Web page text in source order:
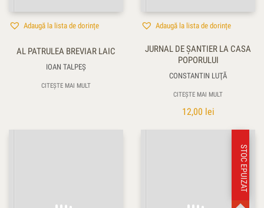
Adaugă la lista de dorințe
AL PATRULEA BREVIAR LAIC
IOAN TALPEŞ
CITEȘTE MAI MULT
Adaugă la lista de dorințe
JURNAL DE ŞANTIER LA CASA
POPORULUI
CONSTANTIN LUŢĂ
CITEȘTE MAI MULT
12,00 lei
STOC EPUIZAT